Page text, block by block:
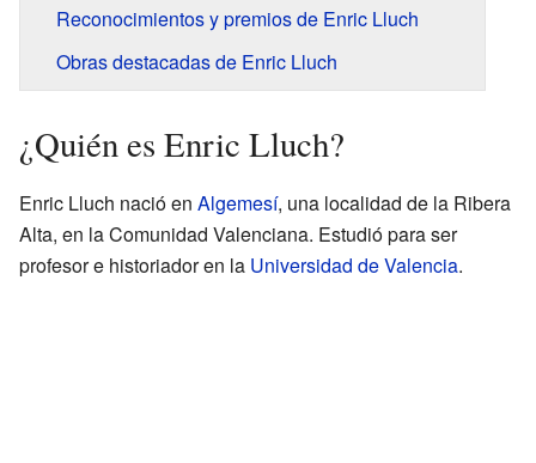
Reconocimientos y premios de Enric Lluch
Obras destacadas de Enric Lluch
¿Quién es Enric Lluch?
Enric Lluch nació en Algemesí, una localidad de la Ribera
Alta, en la Comunidad Valenciana. Estudió para ser
profesor e historiador en la Universidad de Valencia.